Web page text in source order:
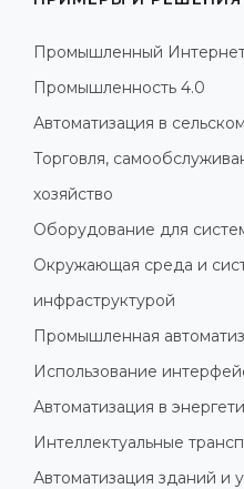
Промышленный
Промышленность 4.0
Автоматизация в
Торговля,
хозяйство
Оборудование для
Окружающая среда и
инфраструктурой
Промышленная
Использование
Автоматизация в
Интеллектуальные
Автоматизация зданий и